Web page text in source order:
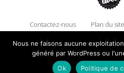
Contactez-nous Plan du site
Politique de confidentialité
Faire un
Nous ne faisons aucune
généré par WordPress ou
Ok
Politique de